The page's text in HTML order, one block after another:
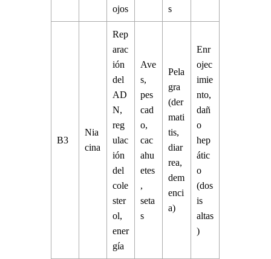
ojos
s
B3
Nia
cina
Rep
arac
ión
del
AD
N,
reg
ulac
ión
del
cole
ster
ol,
ener
gía
Ave
s,
pes
cad
o,
cac
ahu
etes
,
seta
s
Pela
gra
(der
mati
tis,
diar
rea,
dem
enci
a)
Enr
ojec
imie
nto,
dañ
o
hep
átic
o
(dos
is
altas
)